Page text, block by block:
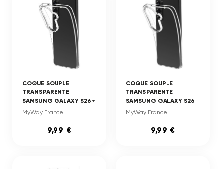
COQUE SOUPLE
TRANSPARENTE
SAMSUNG GALAXY S26+
MyWay France
9,99 €
COQUE SOUPLE
TRANSPARENTE
SAMSUNG GALAXY S26
MyWay France
9,99 €